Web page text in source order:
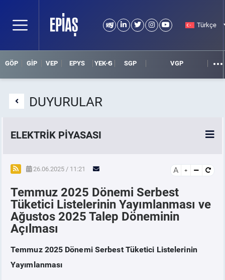
Türkçe
GÖP GİP VEP EPYS YEK-G SGP VGP
DUYURULAR
ELEKTRİK PİYASASI
SPOT ELEKTRİK PİYASALARI
ÖRNEK FİNANS BELGELERİ
VADELİ ELEKTRİK PİYASASI
PİYASA KAYITSÜRECİ
26.06.2025 / 11:21 A
Temmuz 2025 Dönemi Serbest
Tüketici Listelerinin Yayımlanması ve
Ağustos 2025 Talep Döneminin
Açılması
Temmuz 2025 Dönemi Serbest Tüketici Listelerinin
Yayımlanması